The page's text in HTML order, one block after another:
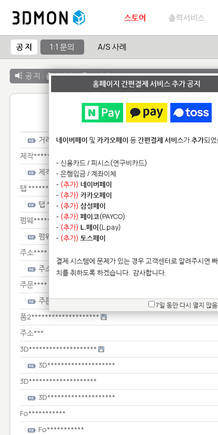
스토어 출력서비스
공 지 1:1 문의 A/S 사례
공 지 : 출력서비스 종료 안내
1:1 문
거래************
제작**********
제작**********
탭 ***********
탭 ***********
펌웨***********
펌웨***********
주소****
주소****
주문****
주문****
폼2********************
주소***
3D********************
3D********************
3D********************
3D********************
Fo***********
Fo***********
홈페이지 간편결제 서비스 추가 공지
네이버페이 및 카카오페이 등간편결제 서비스가추가되
- 신용카드 / 피시스(연구비카드)
- 은행입금 / 계좌이체
- (추가) 네이버페이
- (추가) 카카오페이
- (추가) 삼성페이
- (추가) 페이코(PAYCO)
- (추가) L.페이(L.pay)
- (추가) 토스페이
결제 시스템에 문제가 있는 경우 고객센터로 알려주시면
치를 취하도록 하겠습니다. 감사합니다.
7일 동안 다시 열지 않음